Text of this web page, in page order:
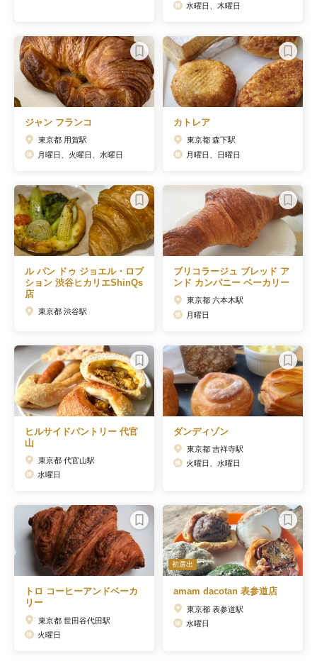
水曜日、木曜日
ジャン フランコ
東京都 用賀駅
月曜日、火曜日、水曜日
カトレア
東京都 森下駅
月曜日、日曜日
ル パン ドゥ ジョエル・ロブ
ション 渋谷ヒカリエShinQs
店
東京都 渋谷駅
ブリコラージュ ブレッド ア
ンド カンパニー ベーカリー
東京都 六本木駅
月曜日
ヒルサイドパントリー 代官
山
東京都 代官山駅
水曜日
ダンディゾン
東京都 吉祥寺駅
火曜日、水曜日
トロ コーヒーアンドベーカ
リー
東京都 世田谷代田駅
火曜日
初選出
amam dacotan 表参道店
東京都 表参道駅
水曜日